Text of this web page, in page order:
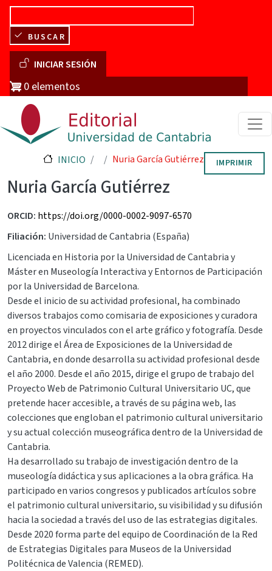
Pasar al contenido principal
BUSCAR
Menú de cuenta de usuario
INICIAR SESIÓN
0 elementos
INICIO Nuria García Gutiérrez
Nuria García Gutiérrez
IMPRIMIR
ORCID https://doi.org/0000-0002-9097-6570
Filiación Universidad de Cantabria (España)
Licenciada en Historia por la Universidad de Cantabria y
Máster en Museología Interactiva y Entornos de Participación
por la Universidad de Barcelona.
Desde el inicio de su actividad profesional, ha combinado
diversos trabajos como comisaria de exposiciones y curadora
en proyectos vinculados con el arte gráfico y fotografía. Desde
2012 dirige el Área de Exposiciones de la Universidad de
Cantabria, en donde desarrolla su actividad profesional desde
el año 2000. Desde el año 2015, dirige el grupo de trabajo del
Proyecto Web de Patrimonio Cultural Universitario UC, que
pretende hacer accesible, a través de su página web, las
colecciones que engloban el patrimonio cultural universitario
y su actual colección museográfica dentro de la Universidad de
Cantabria.
Ha desarrollado su trabajo de investigación dentro de la
museología didáctica y sus aplicaciones a la obra gráfica. Ha
participado en varios congresos y publicados artículos sobre
el patrimonio cultural universitario, su visibilidad y su difusión
hacia la sociedad a través del uso de las estrategias digitales.
Desde 2020 forma parte del equipo de Coordinación de la Red
de Estrategias Digitales para Museos de la Universidad
Politécnica de Valencia (REMED).